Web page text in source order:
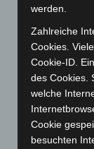
August 2023
Juli 2023(118)
Juni 2023(142)
Mai 2023(139)
April 2023
März 2023
Februar 2023
werden.
Zahlreiche
Cookies.
Cookie-ID.
des Cookies.
welche
Cookie
besuchten